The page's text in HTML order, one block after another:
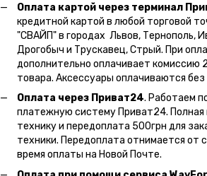
Оплата картой через терминал
кредитной картой в любой торговой
"СВАЙП" в городах Львов, Тернополь,
Дрогобыч и Трускавец, Стрый. При
дополнительно оплачивает комиссию
товара. Аксессуары оплачиваются без
Оплата через Приват24. Работаем
платежную систему Приват24. Полная
технику и передоплата 500грн для
техники. Передоплата отнимается от
время оплаты на Новой Почте.